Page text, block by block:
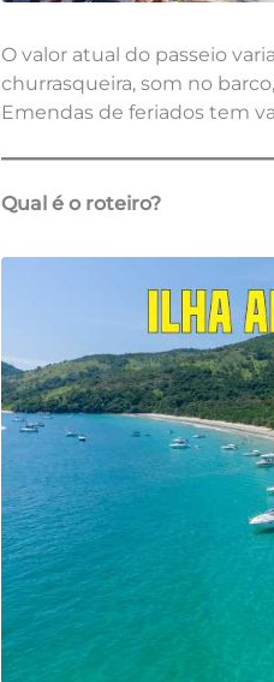
O valor atual do passeio
churrasqueira, som no
Emendas de feriados tem
Qual é o roteiro?